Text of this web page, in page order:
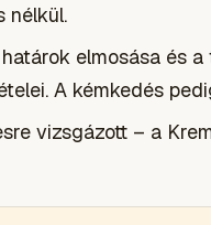
nélkül.
elmosása és
A kémkedés
vizsgázott – a